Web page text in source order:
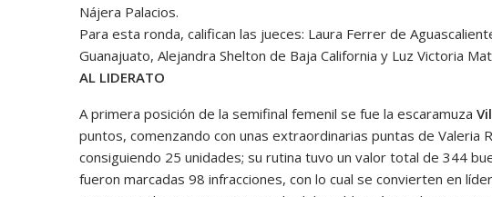
Nájera Palacios.
Para esta ronda, califican las jueces: Laura Ferrer de
Guanajuato, Alejandra Shelton de Baja California y Luz Victoria
AL LIDERATO
A primera posición de la semifinal femenil se fue la escaramuza
puntos, comenzando con unas extraordinarias puntas de Valeria
consiguiendo 25 unidades; su rutina tuvo un valor total de 344
fueron marcadas 98 infracciones, con lo cual se convierten en